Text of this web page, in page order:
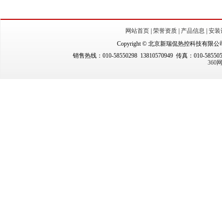
网站首页 荣誉资质 产品信息
安装
Copyright © 北京新瑞侃热控科技有限公
销售热线：010-58550298 13810570949 传真：010-
360